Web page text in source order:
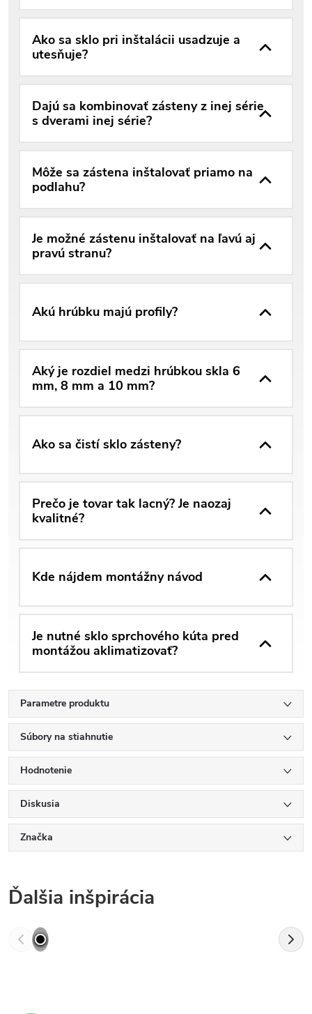
Ako sa sklo pri inštalácii usadzuje a
utesňuje?
Dajú sa kombinovať zásteny z inej série
s dverami inej série?
Môže sa zástena inštalovať priamo na
podlahu?
Je možné zástenu inštalovať na ľavú aj
pravú stranu?
Akú hrúbku majú profily?
Aký je rozdiel medzi hrúbkou skla 6
mm, 8 mm a 10 mm?
Ako sa čistí sklo zásteny?
Prečo je tovar tak lacný? Je naozaj
kvalitné?
Kde nájdem montážny návod
Je nutné sklo sprchového kúta pred
montážou aklimatizovať?
Parametre produktu
Súbory na stiahnutie
Hodnotenie
Diskusia
Značka
Ďalšia inšpirácia